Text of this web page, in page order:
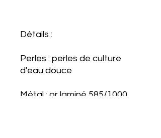
Détails :
Perles : perles de culture
d'eau douce
Métal : or laminé 585/1000,